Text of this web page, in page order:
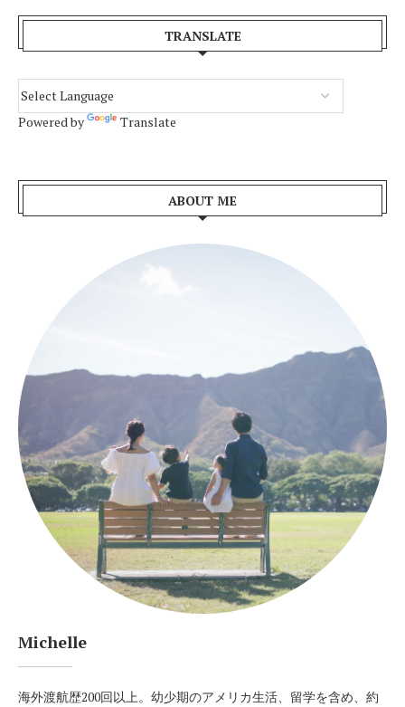
TRANSLATE
Powered by Translate
ABOUT ME
Michelle
海外渡航歴200回以上。幼少期のアメリカ生活、留学を含め、約